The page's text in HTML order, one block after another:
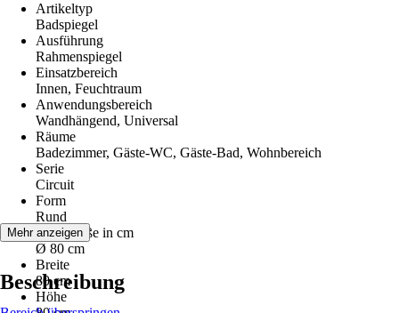
Artikeltyp
Badspiegel
Ausführung
Rahmenspiegel
Einsatzbereich
Innen, Feuchtraum
Anwendungsbereich
Wandhängend, Universal
Räume
Badezimmer, Gäste-WC, Gäste-Bad, Wohnbereich
Serie
Circuit
Form
Rund
Nenngröße in cm
Ø 80 cm
Breite
80 cm
Höhe
Mehr anzeigen
Beschreibung